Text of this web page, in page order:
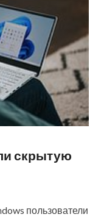
скрытую
пользователи